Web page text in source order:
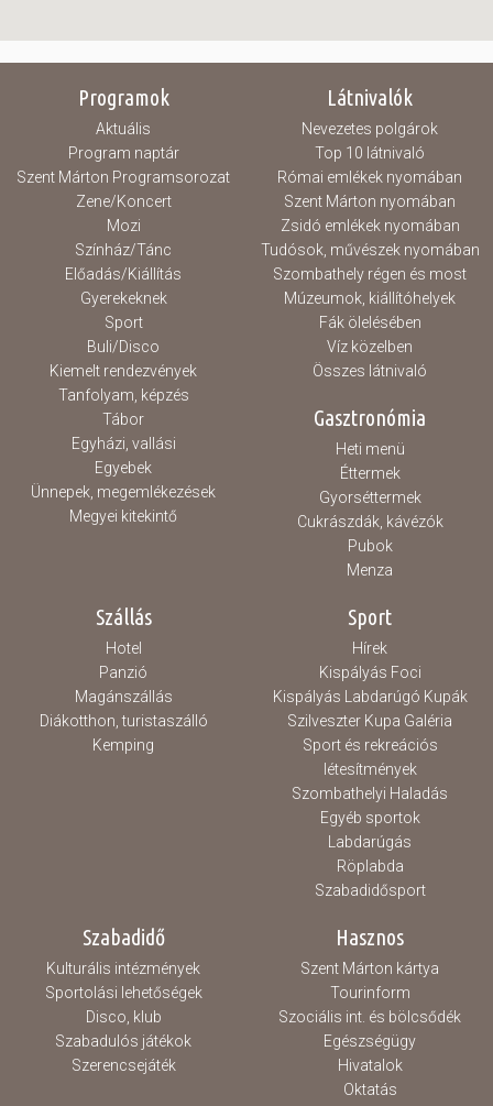
Programok
Aktuális
Program naptár
Szent Márton Programsorozat
Zene/Koncert
Mozi
Színház/Tánc
Előadás/Kiállítás
Gyerekeknek
Sport
Buli/Disco
Kiemelt rendezvények
Tanfolyam, képzés
Tábor
Egyházi, vallási
Egyebek
Ünnepek, megemlékezések
Megyei kitekintő
Látnivalók
Nevezetes polgárok
Top 10 látnivaló
Római emlékek nyomában
Szent Márton nyomában
Zsidó emlékek nyomában
Tudósok, művészek nyomában
Szombathely régen és most
Múzeumok, kiállítóhelyek
Fák ölelésében
Víz közelben
Összes látnivaló
Gasztronómia
Heti menü
Éttermek
Gyorséttermek
Cukrászdák, kávézók
Pubok
Menza
Szállás
Hotel
Panzió
Magánszállás
Diákotthon, turistaszálló
Kemping
Sport
Hírek
Kispályás Foci
Kispályás Labdarúgó Kupák
Szilveszter Kupa Galéria
Sport és rekreációs
létesítmények
Szombathelyi Haladás
Egyéb sportok
Labdarúgás
Röplabda
Szabadidősport
Szabadidő
Kulturális intézmények
Sportolási lehetőségek
Disco, klub
Szabadulós játékok
Szerencsejáték
Hasznos
Szent Márton kártya
Tourinform
Szociális int. és bölcsődék
Egészségügy
Hivatalok
Oktatás